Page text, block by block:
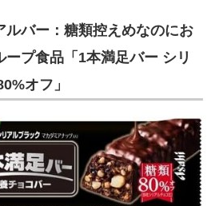
ルバー：糖類控えめなのにお
プ食品「1本満足バー シリ
オフ」